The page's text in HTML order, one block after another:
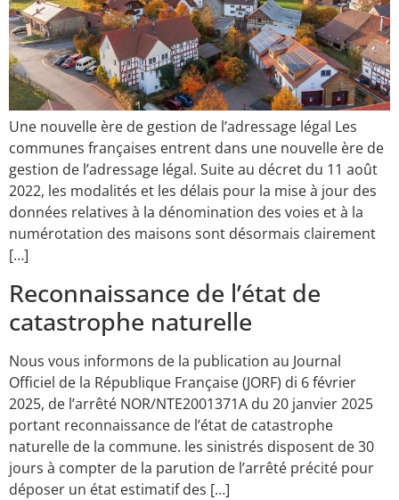
Une nouvelle ère de gestion de l’adressage légal Les
communes françaises entrent dans une nouvelle ère de
gestion de l’adressage légal. Suite au décret du 11 août
2022, les modalités et les délais pour la mise à jour des
données relatives à la dénomination des voies et à la
numérotation des maisons sont désormais clairement
[…]
Reconnaissance de l’état de
catastrophe naturelle
Nous vous informons de la publication au Journal
Officiel de la République Française (JORF) di 6 février
2025, de l’arrêté NOR/NTE2001371A du 20 janvier 2025
portant reconnaissance de l’état de catastrophe
naturelle de la commune. les sinistrés disposent de 30
jours à compter de la parution de l’arrêté précité pour
déposer un état estimatif des […]